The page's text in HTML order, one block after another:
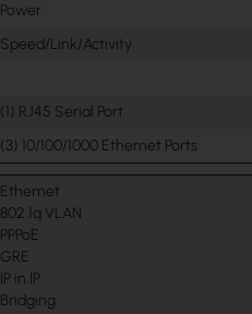
Power
Speed/Link/Activity
(1) RJ45 Serial Port
(3) 10/100/1000 Ethernet Ports
Ethernet
802.1q VLAN
PPPoE
GRE
IP in IP
Bridging